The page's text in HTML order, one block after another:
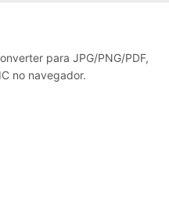
para JPG/PNG/PDF,
no navegador.